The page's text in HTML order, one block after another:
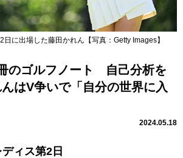
に出場した藤田かれん【写真：Getty Images】
のゴルフノート 自己分析を
はV争いで「自分の世界に入
2024.05.18
ィス第2日